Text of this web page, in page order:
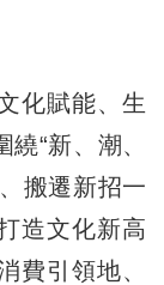
化賦能、生
“新、潮、
搬遷新招一
造文化新高
費引領地、